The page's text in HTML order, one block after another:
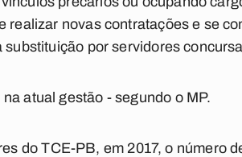
realizar novas contratações e se
por servidores
atual gestão - segundo o MP.
do TCE-PB, em 2017, o número